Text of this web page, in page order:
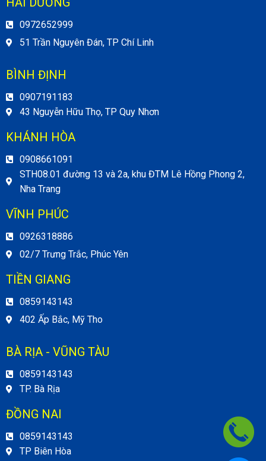
0972652999
51 Trần Nguyên Đán, TP Chí Linh
BÌNH ĐỊNH
0907191183
43 Nguyễn Hữu Thọ, TP Quy Nhơn
KHÁNH HÒA
0908661091
STH08.01 đường 13 và 2a, khu ĐTM Lê Hồng Phong 2,
Nha Trang
VĨNH PHÚC
0926318886
02/7 Trưng Trắc, Phúc Yên
TIỀN GIANG
0859143143
402 Ấp Bắc, Mỹ Tho
BÀ RỊA - VŨNG TÀU
0859143143
TP. Bà Rịa
ĐỒNG NAI
0859143143
TP Biên Hòa